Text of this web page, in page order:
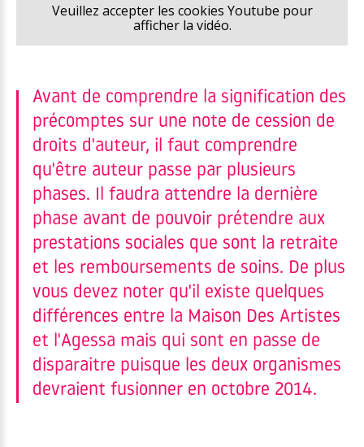
Veuillez accepter les cookies Youtube pour
afficher la vidéo.
Avant de comprendre la signification des
précomptes sur une note de cession de
droits d'auteur, il faut comprendre
qu'être auteur passe par plusieurs
phases. Il faudra attendre la dernière
phase avant de pouvoir prétendre aux
prestations sociales que sont la retraite
et les remboursements de soins. De plus
vous devez noter qu'il existe quelques
différences entre la Maison Des Artistes
et l'Agessa mais qui sont en passe de
disparaitre puisque les deux organismes
devraient fusionner en octobre 2014.